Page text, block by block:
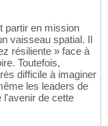
partir en mission
vaisseau spatial. Il
résiliente » face à
Toutefois,
difficile à imaginer
les leaders de
l'avenir de cette